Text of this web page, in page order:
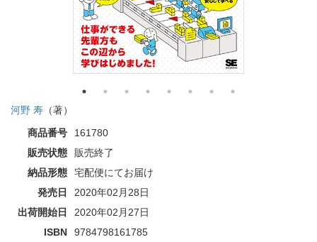
河野 寿 （著）
商品番号
161780
販売状態
販売終了
納品形態
宅配便にてお届け
発売日
2020年02月28日
出荷開始日
2020年02月27日
ISBN
9784798161785